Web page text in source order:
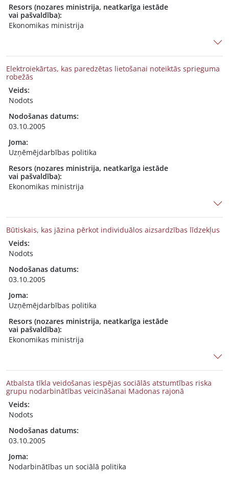
Resors (nozares ministrija, neatkarīga iestāde
vai pašvaldība):
Ekonomikas ministrija
Elektroiekārtas, kas paredzētas lietošanai noteiktās sprieguma
robežās
Veids:
Nodots
Nodošanas datums:
03.10.2005
Joma:
Uzņēmējdarbības politika
Resors (nozares ministrija, neatkarīga iestāde
vai pašvaldība):
Ekonomikas ministrija
Būtiskais, kas jāzina pērkot individuālos aizsardzības līdzekļus
Veids:
Nodots
Nodošanas datums:
03.10.2005
Joma:
Uzņēmējdarbības politika
Resors (nozares ministrija, neatkarīga iestāde
vai pašvaldība):
Ekonomikas ministrija
Atbalsta tīkla veidošanas iespējas sociālās atstumtības riska
grupu nodarbinātības veicināšanai Madonas rajonā
Veids:
Nodots
Nodošanas datums:
03.10.2005
Joma:
Nodarbinātības un sociālā politika